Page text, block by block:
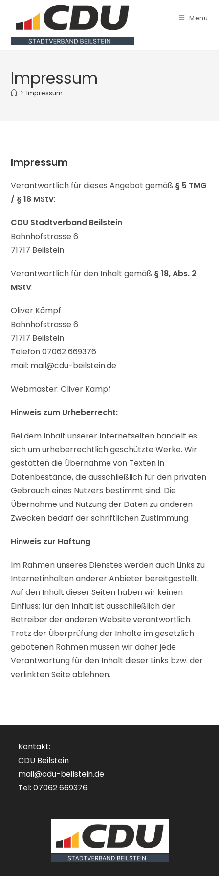
springen
Menü
Impressum
> Impressum
Impressum
Verantwortlich für dieses Angebot gemäß § 5 TMG
/ § 18 MStV:
CDU Stadtverband Beilstein
Bahnhofstrasse 6
71717 Beilstein
Verantwortlich für den Inhalt gemäß § 18, Abs. 2
MStV:
Oliver Kämpf
Bahnhofstrasse 6
71717 Beilstein
Telefon 07062 669376
mail: mail@cdu-beilstein.de
Webmaster: Oliver Kämpf
Hinweis zum Urheberrecht:
Bei dem Inhalt unserer Internetseiten handelt es
sich um urheberrechtlich geschützte Werke. Wir
gestatten die Übernahme von Texten in
Datenbestände, die ausschließlich für den privaten
Gebrauch eines Nutzers bestimmt sind. Die
Übernahme und Nutzung der Daten zu anderen
Zwecken bedarf der schriftlichen Zustimmung.
Hinweis zur Haftung
Im Rahmen unseres Dienstes werden auch Links zu
Internetinhalten anderer Anbieter bereitgestellt.
Auf den Inhalt dieser Seiten haben wir keinen
Einfluss; für den Inhalt ist ausschließlich der
Betreiber der anderen Website verantwortlich.
Trotz der Überprüfung der Inhalte im gesetzlich
gebotenen Rahmen müssen wir daher jede
Verantwortung für den Inhalt dieser Links bzw. der
verlinkten Seite ablehnen.
Kontakt:
CDU Beilstein
mail@cdu-beilstein.de
Tel: 07062 669376